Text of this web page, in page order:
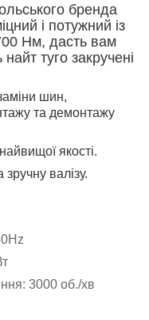
бренда
і потужний із
Нм, дасть вам
туго закручені
шин,
та демонтажу
якості.
валізу.
3000 об./хв